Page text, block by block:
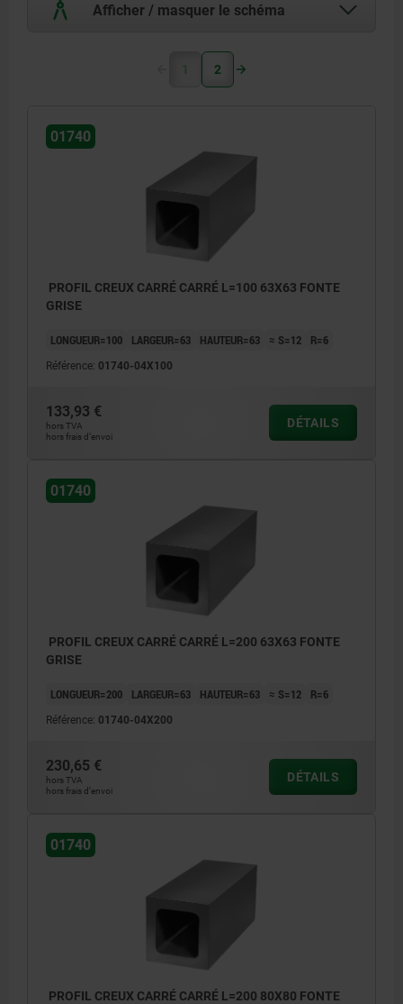
Afficher / masquer le schéma
Surfaces usinées: ±0,25 mm
Surfaces brutes: ±2 mm
Tolérances sur longueur:
de 201 mm à 590 mm: +8/+15
≥600 mm: +20/+50
1 2
01740
PROFIL CREUX CARRÉ CARRÉ L=100 63X63 FONTE
GRISE
LONGUEUR=100 LARGEUR=63 HAUTEUR=63 ≈ S=12 R=6
Référence: 01740-04X100
133,93 €
hors TVA
hors frais d’envoi
DÉTAILS
01740
PROFIL CREUX CARRÉ CARRÉ L=200 63X63 FONTE
GRISE
LONGUEUR=200 LARGEUR=63 HAUTEUR=63 ≈ S=12 R=6
Référence: 01740-04X200
230,65 €
hors TVA
hors frais d’envoi
DÉTAILS
01740
PROFIL CREUX CARRÉ CARRÉ L=200 80X80 FONTE